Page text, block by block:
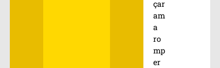
çar
am
a
ro
mp
er